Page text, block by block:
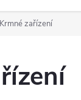
Krmné zařízení